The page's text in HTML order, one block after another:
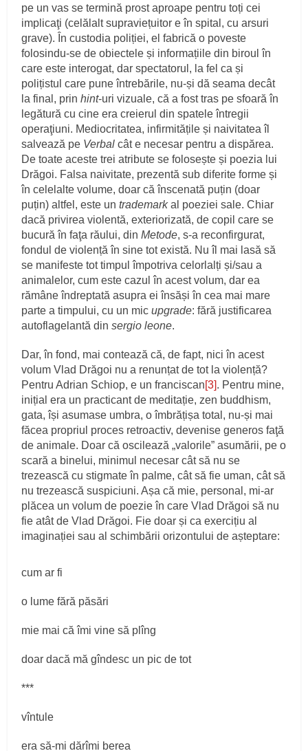
pe un vas se termină prost aproape pentru toți cei
implicaţi (celălalt supraviețuitor e în spital, cu arsuri
grave). În custodia poliției, el fabrică o poveste
folosindu-se de obiectele și informațiile din biroul în
care este interogat, dar spectatorul, la fel ca și
polițistul care pune întrebările, nu-și dă seama decât
la final, prinhint-uri vizuale, că a fost tras pe sfoară în
legătură cu cine era creierul din spatele întregii
operaţiuni. Mediocritatea, infirmitățile și naivitatea îl
salvează pe Verbal cât e necesar pentru a dispărea.
De toate aceste trei atribute se folosește și poezia lui
Drăgoi. Falsa naivitate, prezentă sub diferite forme și
în celelalte volume, doar că înscenată puțin (doar
puțin) altfel, este untrademarkal poeziei sale. Chiar
dacă privirea violentă, exteriorizată, de copil care se
bucură în faţa răului, dinMetode, s-a reconfirgurat,
fondul de violență în sine tot există. Nu îl mai lasă să
se manifeste tot timpul împotriva celorlalți și/sau a
animalelor, cum este cazul în acest volum, dar ea
rămâne îndreptată asupra ei însăși în cea mai mare
parte a timpului, cu un micupgrade: fără justificarea
autoflagelantă dinsergio leone.
Dar, în fond, mai contează că, de fapt, nici în acest
volum Vlad Drăgoi nu a renunțat de tot la violență?
Pentru Adrian Schiop, e un franciscan[3]. Pentru mine,
inițial era un practicant de meditație, zen buddhism,
gata, își asumase umbra, o îmbrățișa total, nu-și mai
făcea propriul proces retroactiv, devenise generos faţă
de animale. Doar că oscilează „valorile” asumării, pe o
scară a binelui, minimul necesar cât să nu se
trezească cu stigmate în palme, cât să fie uman, cât să
nu trezească suspiciuni. Așa că mie, personal, mi-ar
plăcea un volum de poezie în care Vlad Drăgoi să nu
fie atât de Vlad Drăgoi. Fie doar și ca exercițiu al
imaginației sau al schimbării orizontului de așteptare:
cum ar fi
o lume fără păsări
mie mai că îmi vine să plîng
doar dacă mă gîndesc un pic de tot
***
vîntule
era să-mi dărîmi berea